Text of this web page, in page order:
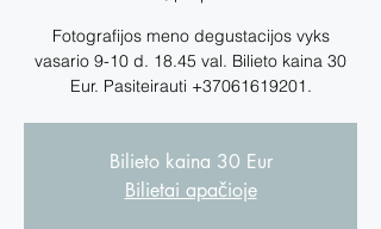
Fotografijos meno degustacijos vyks
vasario 9-10 d. 18.45 val. Bilieto kaina 30
Eur. Pasiteirauti +37061619201.
Bilieto kaina 30 Eur
Bilietai apačioje